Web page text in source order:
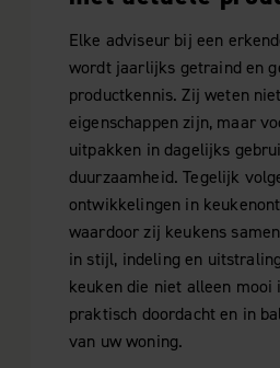
Elke adviseur bij een
wordt jaarlijks getraind en
productkennis. Zij weten
eigenschappen zijn, maar
uitpakken in dagelijks
duurzaamheid. Tegelijk
ontwikkelingen in
waardoor zij keukens
in stijl, indeling en
keuken die niet alleen mooi
praktisch doordacht en in
van uw woning.